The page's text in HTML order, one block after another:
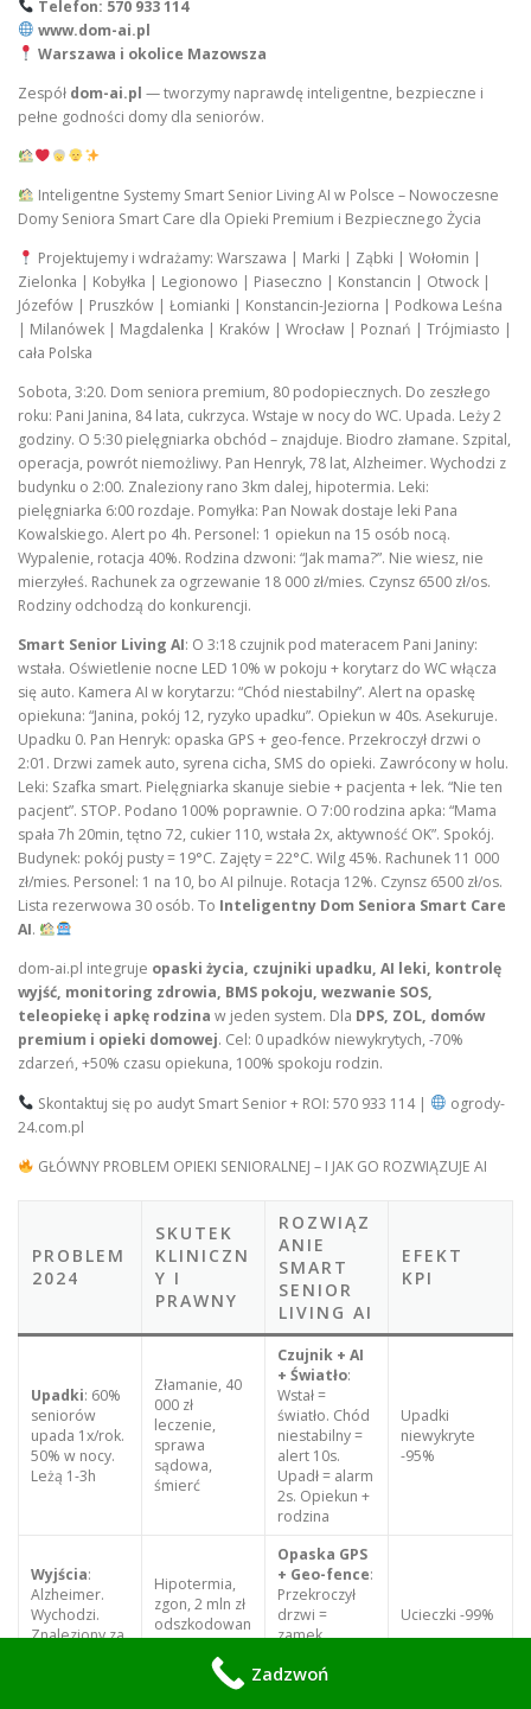
Telefon: 570 933 114
www.dom-ai.pl
Warszawa i okolice Mazowsza
Zespół dom-ai.pl — tworzymy naprawdę inteligentne, bezpieczne i
pełne godności domy dla seniorów.
Inteligentne Systemy Smart Senior Living AI w Polsce – Nowoczesne
Domy Seniora Smart Care dla Opieki Premium i Bezpiecznego Życia
Projektujemy i wdrażamy: Warszawa | Marki | Ząbki | Wołomin |
Zielonka | Kobyłka | Legionowo | Piaseczno | Konstancin | Otwock |
Józefów | Pruszków | Łomianki | Konstancin-Jeziorna | Podkowa Leśna
| Milanówek | Magdalenka | Kraków | Wrocław | Poznań | Trójmiasto |
cała Polska
Sobota, 3:20. Dom seniora premium, 80 podopiecznych. Do zeszłego
roku: Pani Janina, 84 lata, cukrzyca. Wstaje w nocy do WC. Upada. Leży 2
godziny. O 5:30 pielęgniarka obchód – znajduje. Biodro złamane. Szpital,
operacja, powrót niemożliwy. Pan Henryk, 78 lat, Alzheimer. Wychodzi z
budynku o 2:00. Znaleziony rano 3km dalej, hipotermia. Leki:
pielęgniarka 6:00 rozdaje. Pomyłka: Pan Nowak dostaje leki Pana
Kowalskiego. Alert po 4h. Personel: 1 opiekun na 15 osób nocą.
Wypalenie, rotacja 40%. Rodzina dzwoni: “Jak mama?”. Nie wiesz, nie
mierzyłeś. Rachunek za ogrzewanie 18 000 zł/mies. Czynsz 6500 zł/os.
Rodziny odchodzą do konkurencji.
Smart Senior Living AI: O 3:18 czujnik pod materacem Pani Janiny:
wstała. Oświetlenie nocne LED 10% w pokoju + korytarz do WC włącza
się auto. Kamera AI w korytarzu: “Chód niestabilny”. Alert na opaskę
opiekuna: “Janina, pokój 12, ryzyko upadku”. Opiekun w 40s. Asekuruje.
Upadku 0. Pan Henryk: opaska GPS + geo-fence. Przekroczył drzwi o
2:01. Drzwi zamek auto, syrena cicha, SMS do opieki. Zawrócony w holu.
Leki: Szafka smart. Pielęgniarka skanuje siebie + pacjenta + lek. “Nie ten
pacjent”. STOP. Podano 100% poprawnie. O 7:00 rodzina apka: “Mama
spała 7h 20min, tętno 72, cukier 110, wstała 2x, aktywność OK”. Spokój.
Budynek: pokój pusty = 19°C. Zajęty = 22°C. Wilg 45%. Rachunek 11 000
zł/mies. Personel: 1 na 10, bo AI pilnuje. Rotacja 12%. Czynsz 6500 zł/os.
Lista rezerwowa 30 osób. To Inteligentny Dom Seniora Smart Care
AI.
dom-ai.pl integruje opaski życia, czujniki upadku, AI leki, kontrolę
wyjść, monitoring zdrowia, BMS pokoju, wezwanie SOS,
teleopiekę i apkę rodzina w jeden system. Dla DPS, ZOL, domów
premium i opieki domowej. Cel: 0 upadków niewykrytych, -70%
zdarzeń, +50% czasu opiekuna, 100% spokoju rodzin.
Skontaktuj się po audyt Smart Senior + ROI: 570 933 114 |
ogrody-
24.com.pl
GŁÓWNY PROBLEM OPIEKI SENIORALNEJ – I JAK GO ROZWIĄZUJE AI
PROBLEM
2024
SKUTEK
KLINICZN
Y I
PRAWNY
ROZWIĄZ
ANIE
SMART
SENIOR
LIVING AI
EFEKT
KPI
Upadki: 60%
seniorów
upada 1x/rok.
50% w nocy.
Leżą 1-3h
Złamanie, 40
000 zł
leczenie,
sprawa
sądowa,
śmierć
Czujnik + AI
+ Światło:
Wstał =
światło. Chód
niestabilny =
alert 10s.
Upadł = alarm
2s. Opiekun +
rodzina
Upadki
niewykryte
-95%
Wyjścia:
Alzheimer.
Wychodzi.
Znaleziony za
Hipotermia,
zgon, 2 mln zł
odszkodowan
ie
Opaska GPS
+ Geo-fence:
Przekroczył
drzwi =
zamek,
Nie wyjdzie
Ucieczki -99%
Zadzwoń